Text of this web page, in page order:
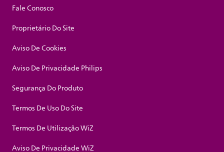
Fale Conosco
Proprietário Do Site
Aviso De Cookies
Aviso De Privacidade Philips
Segurança Do Produto
Termos De Uso Do Site
Termos De Utilização WiZ
Aviso De Privacidade WiZ